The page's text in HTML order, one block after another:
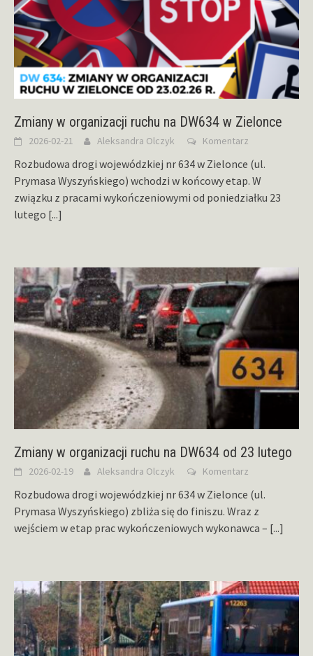
Zmiany w organizacji ruchu na DW634 w Zielonce
2026-02-21 Aleksandra Olczyk Komentarz
Rozbudowa drogi wojewódzkiej nr 634 w Zielonce (ul.
Prymasa Wyszyńskiego) wchodzi w końcowy etap. W
związku z pracami wykończeniowymi od poniedziałku 23
lutego [...]
Zmiany w organizacji ruchu na DW634 od 23 lutego
2026-02-19 Aleksandra Olczyk Komentarz
Rozbudowa drogi wojewódzkiej nr 634 w Zielonce (ul.
Prymasa Wyszyńskiego) zbliża się do finiszu. Wraz z
wejściem w etap prac wykończeniowych wykonawca – [...]